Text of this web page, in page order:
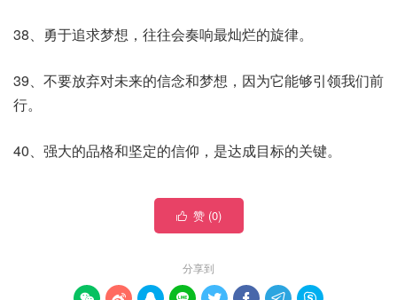
38、勇于追求梦想，往往会奏响最灿烂的旋律。
39、不要放弃对未来的信念和梦想，因为它能够引领我们前
行。
40、强大的品格和坚定的信仰，是达成目标的关键。
 赞 (0)
分享到